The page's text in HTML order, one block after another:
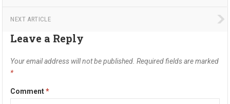
NEXT ARTICLE
Leave a Reply
Your email address will not be published. Required fields are marked
*
Comment*